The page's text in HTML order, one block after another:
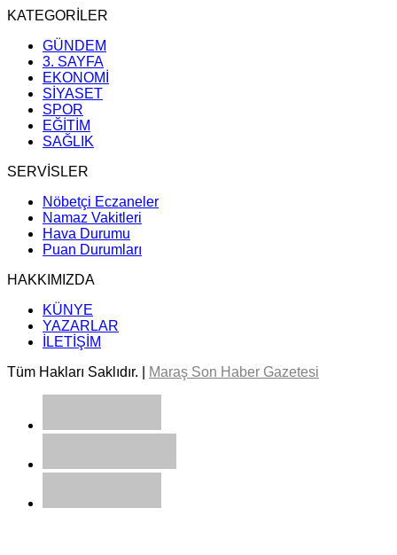
KATEGORİLER
GÜNDEM
3. SAYFA
EKONOMİ
SİYASET
SPOR
EĞİTİM
SAĞLIK
SERVİSLER
Nöbetçi Eczaneler
Namaz Vakitleri
Hava Durumu
Puan Durumları
HAKKIMIZDA
KÜNYE
YAZARLAR
İLETİŞİM
Tüm Hakları Saklıdır. |
Maraş Son Haber Gazetesi